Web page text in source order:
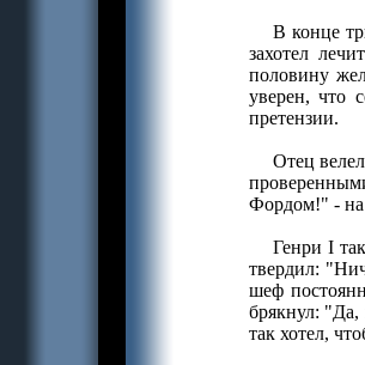
В конце
захотел
половину
уверен, что
претензии.
Отец
Фордом!" - на
Генри I
твердил:
шеф
брякнул: "Да,
так хотел,